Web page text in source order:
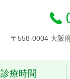
〒558-0004 大阪
診療時間